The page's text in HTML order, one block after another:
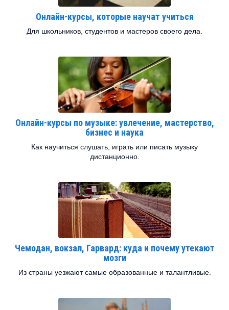
Онлайн-курсы, которые научат учиться
Для школьников, студентов и мастеров своего дела.
Онлайн-курсы по музыке: увлечение, мастерство,
бизнес и наука
Как научиться слушать, играть или писать музыку
дистанционно.
Чемодан, вокзал, Гарвард: куда и почему утекают
мозги
Из страны уезжают самые образованные и талантливые.